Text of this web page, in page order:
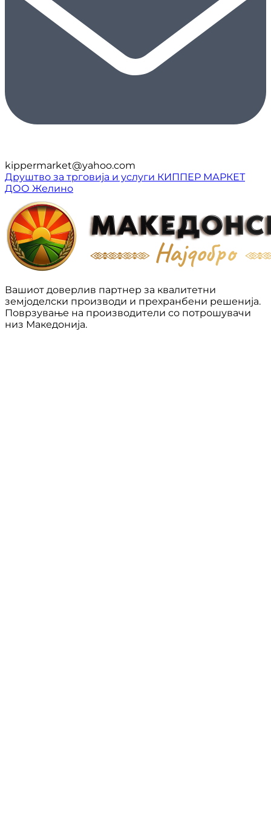
kippermarket@yahoo.com
Друштво за трговија и услуги КИППЕР МАРКЕТ
ДОО Желино
Вашиот доверлив партнер за квалитетни
земјоделски производи и прехранбени решенија.
Поврзување на производители со потрошувачи
низ Македонија.